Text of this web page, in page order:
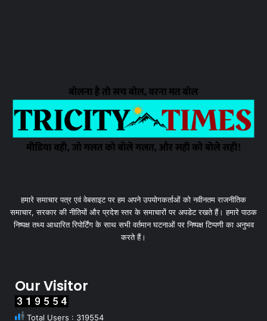
हमारे समाचार पत्र एवं वेबसाइट पर हम अपने उपयोगकर्ताओं को नवीनतम राजनीतिक
समाचार, सरकार की नीतियों और प्रदेश स्तर के समाचारों पर अपडेट रखते हैं। हमारे पाठक
निष्पक्ष तथ्य आधारित रिपोर्टिंग के साथ सभी वर्तमान घटनाओं पर निष्पक्ष टिप्पणी का अनुभव
करते हैं।
Our Visitor
Total Users : 319554